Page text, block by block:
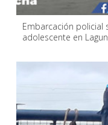
Embarcación policial
adolescente en